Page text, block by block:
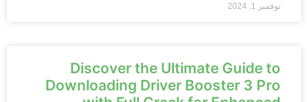
نوفمبر 1, 2024
Discover the Ultimate Guide to
Downloading Driver Booster 3 Pro